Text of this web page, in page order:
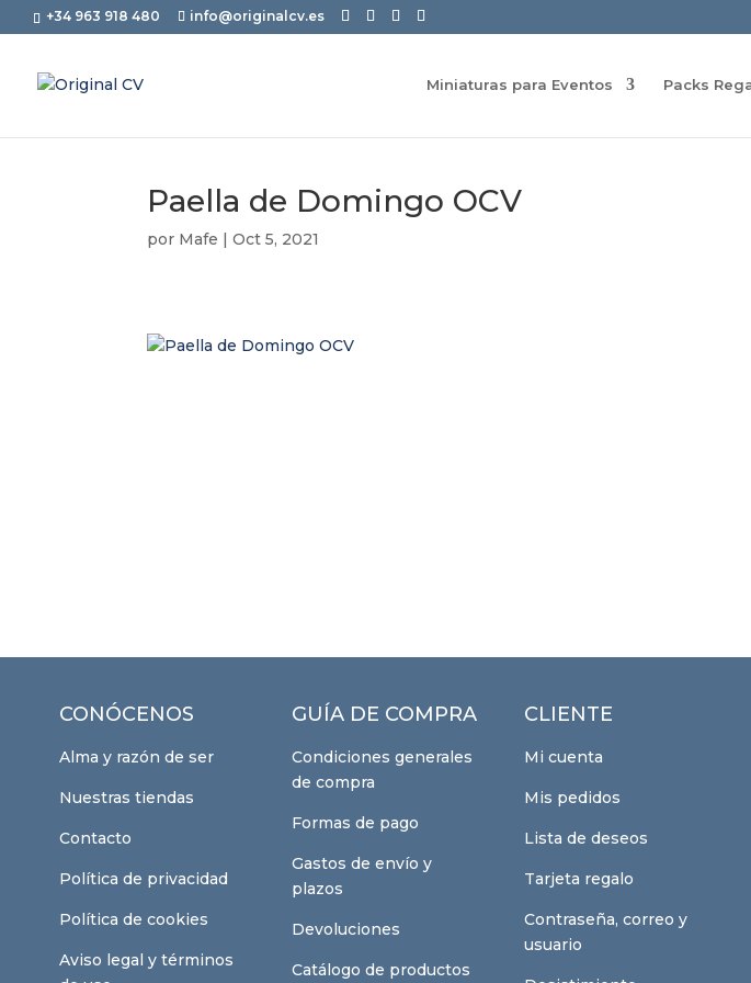
+34 963 918 480 info@originalcv.es
Miniaturas para Eventos Packs
Paella de Domingo OCV
por Mafe |Oct 5, 2021
CONÓCENOS
Alma y razón de ser
Nuestras tiendas
Contacto
Política de privacidad
Política de cookies
Aviso legal y términos
GUÍA DE COMPRA
Condiciones generales
de compra
Formas de pago
Gastos de envío y
plazos
Devoluciones
Catálogo de productos
CLIENTE
Mi cuenta
Mis pedidos
Lista de deseos
Tarjeta regalo
Contraseña, correo y
usuario